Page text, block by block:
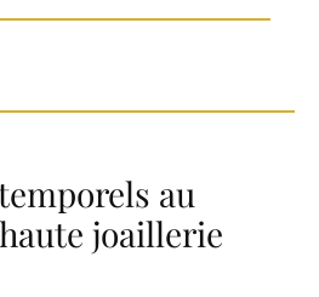
au
joaillerie